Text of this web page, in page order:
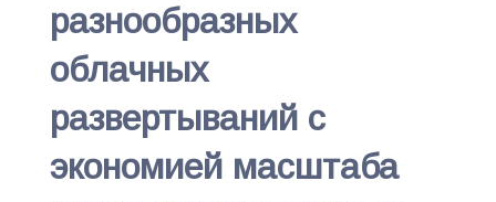
разнообразных
облачных
развертываний с
экономией масштаба